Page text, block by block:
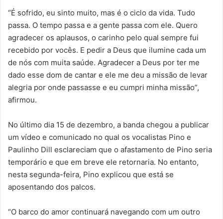
“É sofrido, eu sinto muito, mas é o ciclo da vida. Tudo
passa. O tempo passa e a gente passa com ele. Quero
agradecer os aplausos, o carinho pelo qual sempre fui
recebido por vocês. E pedir a Deus que ilumine cada um
de nós com muita saúde. Agradecer a Deus por ter me
dado esse dom de cantar e ele me deu a missão de levar
alegria por onde passasse e eu cumpri minha missão”,
afirmou.
No último dia 15 de dezembro, a banda chegou a publicar
um vídeo e comunicado no qual os vocalistas Pino e
Paulinho Dill esclareciam que o afastamento de Pino seria
temporário e que em breve ele retornaria. No entanto,
nesta segunda-feira, Pino explicou que está se
aposentando dos palcos.
“O barco do amor continuará navegando com um outro